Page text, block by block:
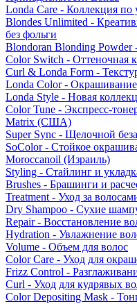
Londa Care - Коллекция по
Blondes Unlimited -
без фольги
Blondoran Blonding Powder
Color Switch - Оттеночная
Curl & Londa Form -
Londa Color - Окрашивание
Londa Style - Новая
Color Tune - Экспресс-
Matrix (США)
Super Sync - Щелочной
SoColor - Стойкое
Moroccanoil (Израиль)
Styling - Стайлинг и
Brushes - Брашинги и
Treatment - Уход за
Dry Shampoo - Сухие
Repair - Восстановление
Hydration - Увлажнение
Volume - Объем для волос
Color Care - Уход для
Frizz Control -
Curl - Уход для кудрявых
Color Depositing Mask -